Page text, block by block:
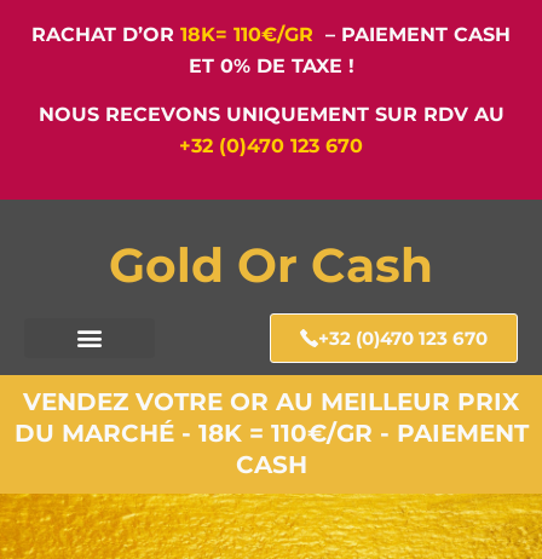
RACHAT D’OR 18K= 110€/GR – PAIEMENT CASH
ET 0% DE TAXE !
NOUS RECEVONS UNIQUEMENT SUR RDV AU
+32 (0)470 123 670
Gold Or Cash
+32 (0)470 123 670
VENDEZ VOTRE OR AU MEILLEUR PRIX
DU MARCHÉ - 18K = 110€/GR - PAIEMENT
CASH